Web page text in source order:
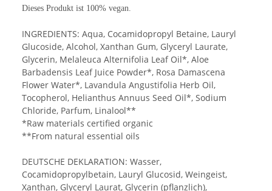
Dieses Produkt ist 100% vegan.
INGREDIENTS: Aqua, Cocamidopropyl Betaine, Lauryl
Glucoside, Alcohol, Xanthan Gum, Glyceryl Laurate,
Glycerin, Melaleuca Alternifolia Leaf Oil*, Aloe
Barbadensis Leaf Juice Powder*, Rosa Damascena
Flower Water*, Lavandula Angustifolia Herb Oil,
Tocopherol, Helianthus Annuus Seed Oil*, Sodium
Chloride, Parfum, Linalool**
*Raw materials certified organic
**From natural essential oils
DEUTSCHE DEKLARATION: Wasser,
Cocamidopropylbetain, Lauryl Glucosid, Weingeist,
Xanthan, Glyceryl Laurat, Glycerin (pflanzlich),